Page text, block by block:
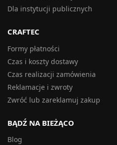
Dla instytucji publicznych
CRAFTEC
Formy płatności
Czas i koszty dostawy
Czas realizacji zamówienia
Reklamacje i zwroty
Zwróć lub zareklamuj zakup
BĄDŹ NA BIEŻĄCO
Blog